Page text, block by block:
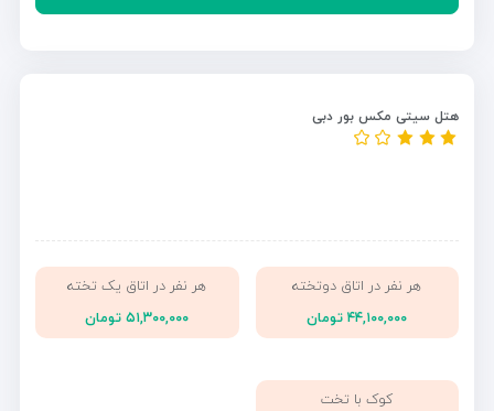
هتل سیتی مکس بور دبی
هر نفر در اتاق دوتخته
۴۴,۱۰۰,۰۰۰ تومان
هر نفر در اتاق یک تخته
۵۱,۳۰۰,۰۰۰ تومان
کوک با تخت